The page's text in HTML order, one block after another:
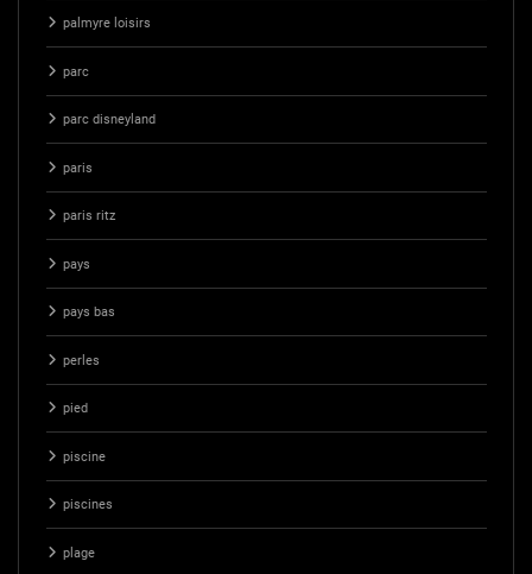
palmyre loisirs
parc
parc disneyland
paris
paris ritz
pays
pays bas
perles
pied
piscine
piscines
plage